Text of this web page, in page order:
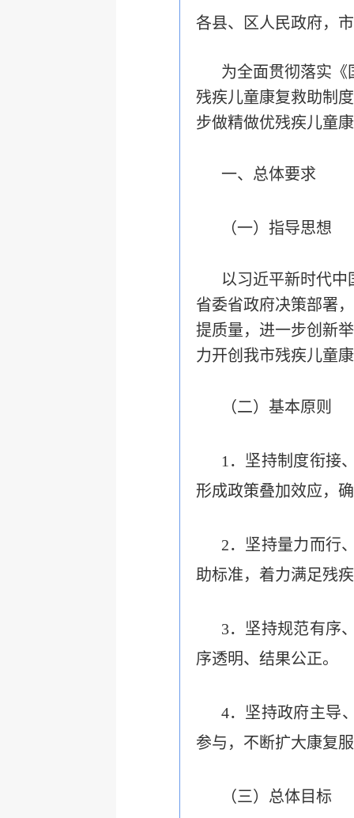
各县、区人民政府，
为全面贯彻落实《
残疾儿童康复救助制
步做精做优残疾儿童
一、总体要求
（一）指导思想
以习近平新时代
省委省政府决策部署
提质量，进一步创新
力开创我市残疾儿童
（二）基本原则
1 ．坚持制度衔接
形成政策叠加效应，
2．坚持量力而行
助标准，着力满足残
3．坚持规范有序
序透明、结果公正。
4．坚持政府主导
参与，不断扩大康复
（三）总体目标